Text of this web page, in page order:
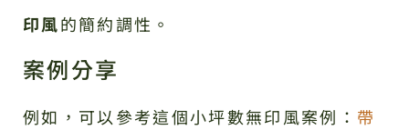
印風的簡約調性。
案例分享
例如，可以參考這個小坪數無印風案例： 帶